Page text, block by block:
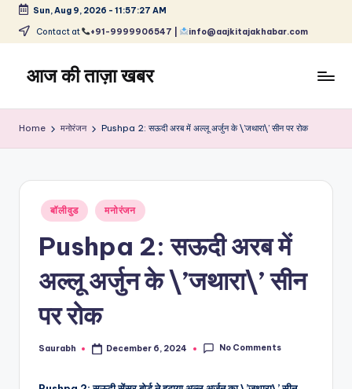
Skip
content
Sun, Aug 9, 2026 - 11:57:27 AM
Contact at +91-9999906547 | info@aajkitajakhabar.com
आज की ताज़ा खबर
मनोरंजन,
व्यापार
विश्व
Home मनोरंजन Pushpa 2: सऊदी अरब में अल्लू अर्जुन के \’जथारा\’ सीन पर रोक
Posted
in
बॉलीवुड मनोरंजन
Pushpa 2: सऊदी अरब में
अल्लू अर्जुन के \’जथारा\’ सीन
पर रोक
Posted
Saurabh December 6, 2024 No Comments